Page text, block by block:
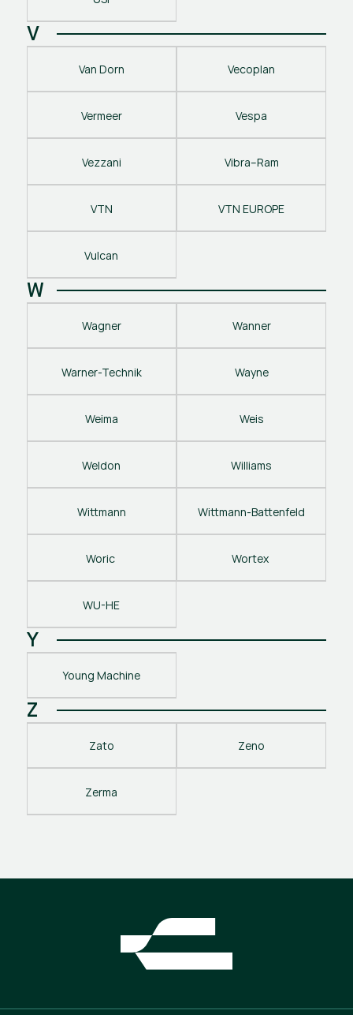
V
Van Dorn Vecoplan
Vermeer Vespa
Vezzani Vibra–Ram
VTN VTN EUROPE
Vulcan
W
Wagner Wanner
Warner-Technik Wayne
Weima Weis
Weldon Williams
Wittmann Wittmann-Battenfeld
Woric Wortex
WU-HE
Y
Young Machine
Z
Zato Zeno
Zerma